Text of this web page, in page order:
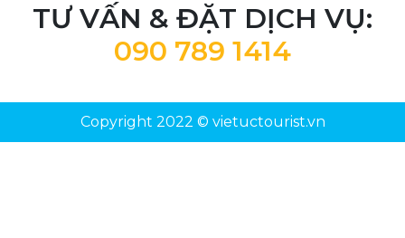
TƯ VẤN & ĐẶT DỊCH VỤ:
090 789 1414
Copyright 2022 © vietuctourist.vn